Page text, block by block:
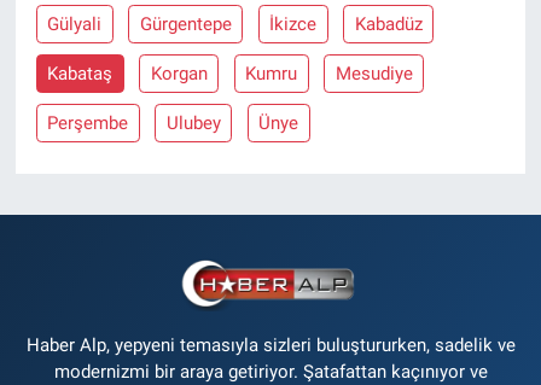
Gülyali Gürgentepe İkizce Kabadüz
Kabataş Korgan Kumru Mesudiye
Perşembe Ulubey Ünye
Haber Alp, yepyeni temasıyla sizleri buluştururken, sadelik ve
modernizmi bir araya getiriyor. Şatafattan kaçınıyor ve